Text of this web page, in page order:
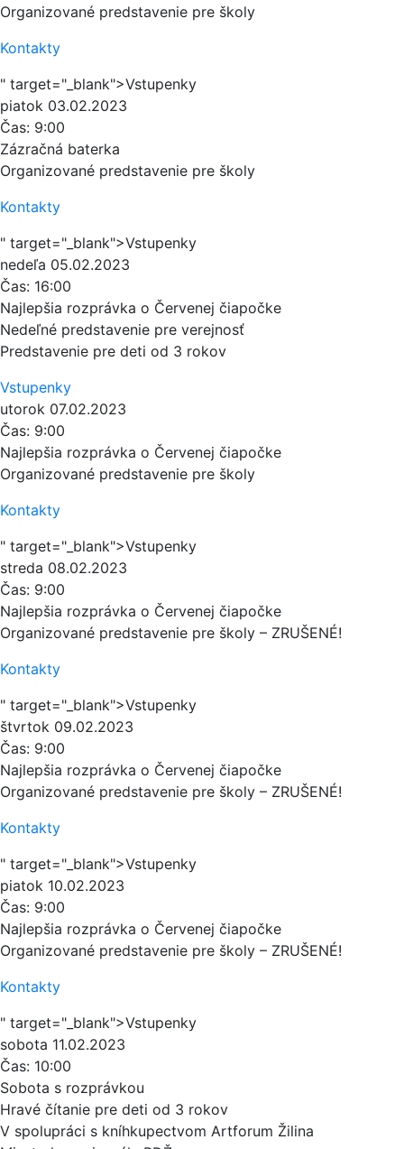
Organizované predstavenie pre školy
Kontakty
" target="_blank">Vstupenky
piatok 03.02.2023
Čas: 9:00
Zázračná baterka
Organizované predstavenie pre školy
Kontakty
" target="_blank">Vstupenky
nedeľa 05.02.2023
Čas: 16:00
Najlepšia rozprávka o Červenej čiapočke
Nedeľné predstavenie pre verejnosť
Predstavenie pre deti od 3 rokov
Vstupenky
utorok 07.02.2023
Čas: 9:00
Najlepšia rozprávka o Červenej čiapočke
Organizované predstavenie pre školy
Kontakty
" target="_blank">Vstupenky
streda 08.02.2023
Čas: 9:00
Najlepšia rozprávka o Červenej čiapočke
Organizované predstavenie pre školy – ZRUŠENÉ!
Kontakty
" target="_blank">Vstupenky
štvrtok 09.02.2023
Čas: 9:00
Najlepšia rozprávka o Červenej čiapočke
Organizované predstavenie pre školy – ZRUŠENÉ!
Kontakty
" target="_blank">Vstupenky
piatok 10.02.2023
Čas: 9:00
Najlepšia rozprávka o Červenej čiapočke
Organizované predstavenie pre školy – ZRUŠENÉ!
Kontakty
" target="_blank">Vstupenky
sobota 11.02.2023
Čas: 10:00
Sobota s rozprávkou
Hravé čítanie pre deti od 3 rokov
V spolupráci s kníhkupectvom Artforum Žilina